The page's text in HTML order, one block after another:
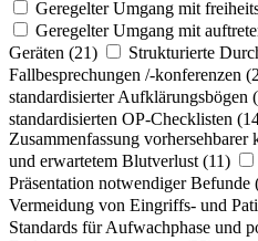
Geregelter Umgang mit
Geregelter Umgang mit
Geräten (21)
Strukturierte
Fallbesprechungen /-konferenzen
standardisierter Aufklärungsbögen
standardisierten OP-Checklisten
Zusammenfassung
und erwartetem Blutverlust (11)
Präsentation notwendiger Befunde
Vermeidung von Eingriffs- und
Standards für Aufwachphase und